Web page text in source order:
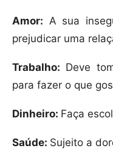
Amor: A sua
prejudicar uma
Trabalho: Deve
para fazer o que
Dinheiro: Faça
Saúde: Sujeito a